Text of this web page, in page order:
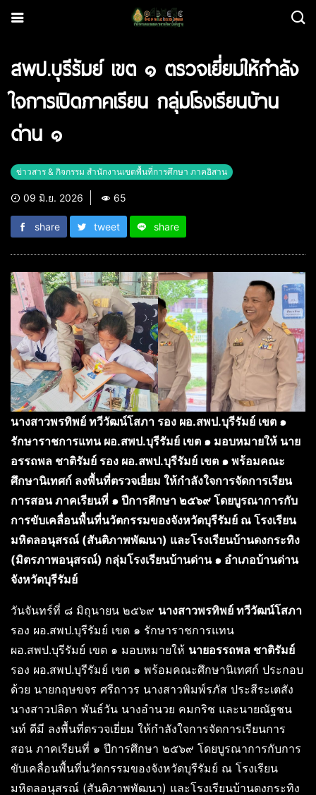
สพป.บุรีรัมย์ เขต ๑ ตรวจเยี่ยมให้กำลัง
ใจการเปิดภาคเรียน กลุ่มโรงเรียนบ้าน
ด่าน ๑
ข่าวสาร & กิจกรรม สำนักงานเขตพื้นที่การศึกษา ภาคอิสาน
09 มิ.ย. 2026 65
share tweet share
นางสาวพรทิพย์ ทวีวัฒน์โสภา รอง ผอ.สพป.บุรีรัมย์ เขต ๑
รักษาราชการแทน ผอ.สพป.บุรีรัมย์ เขต ๑ มอบหมายให้ นาย
อรรถพล ชาติรัมย์ รอง ผอ.สพป.บุรีรัมย์ เขต ๑ พร้อมคณะ
ศึกษานิเทศก์ ลงพื้นที่ตรวจเยี่ยม ให้กำลังใจการจัดการเรียน
การสอน ภาคเรียนที่ ๑ ปีการศึกษา ๒๕๖๙ โดยบูรณาการกับ
การขับเคลื่อนพื้นที่นวัตกรรมของจังหวัดบุรีรัมย์ ณ โรงเรียน
มหิดลอนุสรณ์ (สันติภาพพัฒนา) และโรงเรียนบ้านดงกระทิง
(มิตรภาพอนุสรณ์) กลุ่มโรงเรียนบ้านด่าน ๑ อำเภอบ้านด่าน
จังหวัดบุรีรัมย์
วันจันทร์ที่ ๘ มิถุนายน ๒๕๖๙ นางสาวพรทิพย์ ทวีวัฒน์โสภา
รอง ผอ.สพป.บุรีรัมย์ เขต ๑ รักษาราชการแทน
ผอ.สพป.บุรีรัมย์ เขต ๑ มอบหมายให้ นายอรรถพล ชาติรัมย์
รอง ผอ.สพป.บุรีรัมย์ เขต ๑ พร้อมคณะศึกษานิเทศก์ ประกอบ
ด้วย นายกฤษขจร ศรีถาวร นางสาวพิมพ์รภัส ประสีระเตสัง
นางสาวปลิดา พันธ์วัน นางอำนวย คมกริช และนายณัฐชน
นท์ ดีมี ลงพื้นที่ตรวจเยี่ยม ให้กำลังใจการจัดการเรียนการ
สอน ภาคเรียนที่ ๑ ปีการศึกษา ๒๕๖๙ โดยบูรณาการกับการ
ขับเคลื่อนพื้นที่นวัตกรรมของจังหวัดบุรีรัมย์ ณ โรงเรียน
มหิดลอนุสรณ์ (สันติภาพพัฒนา) และโรงเรียนบ้านดงกระทิง